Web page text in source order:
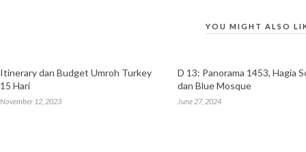
YOU MIGHT ALSO
Itinerary dan Budget Umroh Turkey
15 Hari
November 12, 2023
D 13: Panorama 1453, Hagia
dan Blue Mosque
June 27, 2024